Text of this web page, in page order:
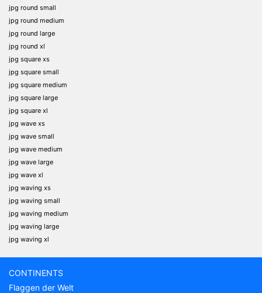
jpg round small
jpg round medium
jpg round large
jpg round xl
jpg square xs
jpg square small
jpg square medium
jpg square large
jpg square xl
jpg wave xs
jpg wave small
jpg wave medium
jpg wave large
jpg wave xl
jpg waving xs
jpg waving small
jpg waving medium
jpg waving large
jpg waving xl
CONTINENTS
Flaggen der Welt